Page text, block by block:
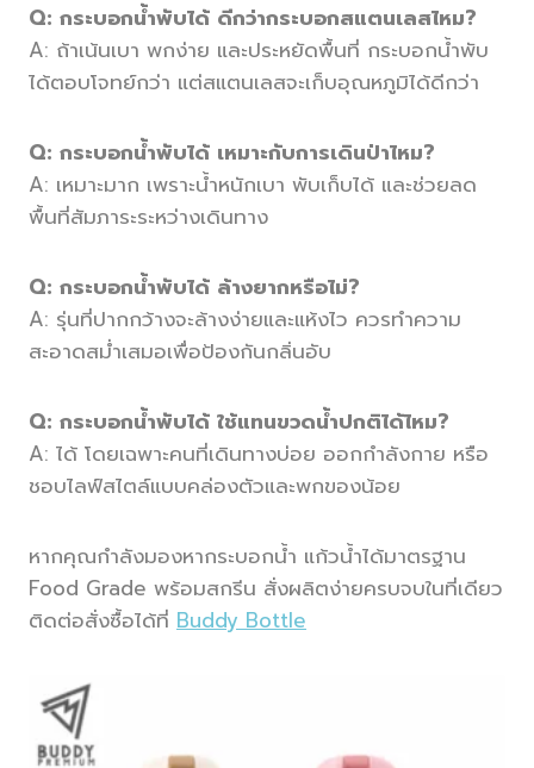
Q: กระบอกน้ำพับได้ ดีกว่ากระบอกสแตนเลสไหม?
A: ถ้าเน้นเบา พกง่าย และประหยัดพื้นที่ กระบอกน้ำพับ
ได้ตอบโจทย์กว่า แต่สแตนเลสจะเก็บอุณหภูมิได้ดีกว่า
Q: กระบอกน้ำพับได้ เหมาะกับการเดินป่าไหม?
A: เหมาะมาก เพราะน้ำหนักเบา พับเก็บได้ และช่วยลด
พื้นที่สัมภาระระหว่างเดินทาง
Q: กระบอกน้ำพับได้ ล้างยากหรือไม่?
A: รุ่นที่ปากกว้างจะล้างง่ายและแห้งไว ควรทำความ
สะอาดสม่ำเสมอเพื่อป้องกันกลิ่นอับ
Q: กระบอกน้ำพับได้ ใช้แทนขวดน้ำปกติได้ไหม?
A: ได้ โดยเฉพาะคนที่เดินทางบ่อย ออกกำลังกาย หรือ
ชอบไลฟ์สไตล์แบบคล่องตัวและพกของน้อย
หากคุณกำลังมองหากระบอกน้ำ แก้วน้ำได้มาตรฐาน
Food Grade พร้อมสกรีน สั่งผลิตง่ายครบจบในที่เดียว
ติดต่อสั่งซื้อได้ที่ Buddy Bottle